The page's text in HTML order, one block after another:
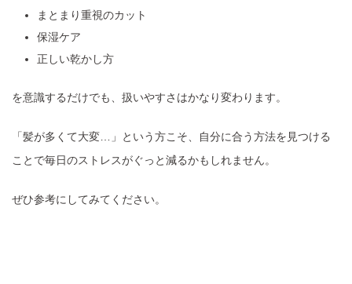
まとまり重視のカット
保湿ケア
正しい乾かし方
を意識するだけでも、扱いやすさはかなり変わります。
「髪が多くて大変…」という方こそ、自分に合う方法を見つける
ことで毎日のストレスがぐっと減るかもしれません。
ぜひ参考にしてみてください。